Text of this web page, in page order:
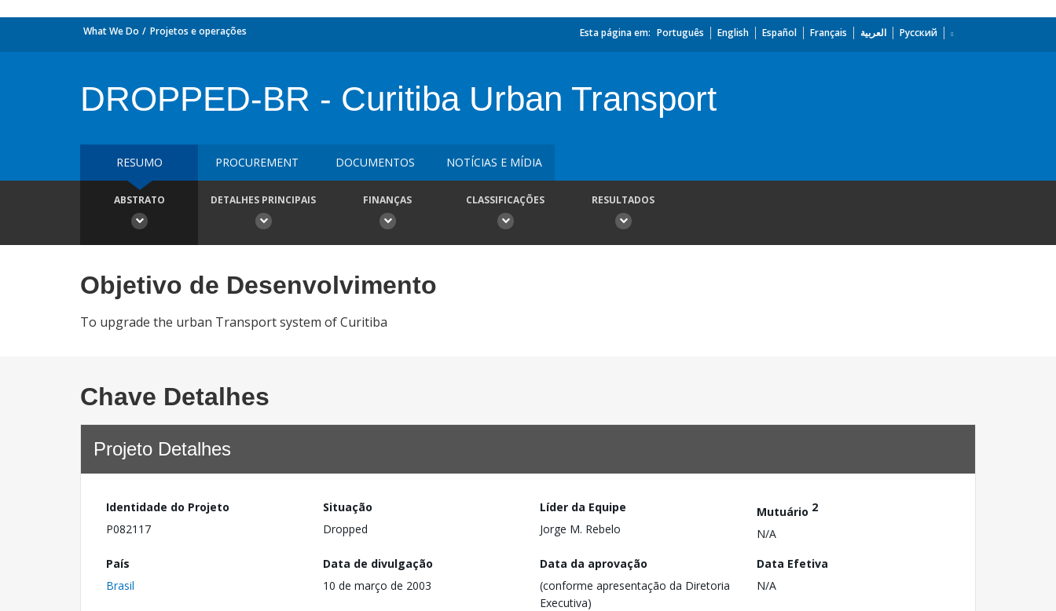
What We Do Projetos e operações Esta página em: Português English Español Français العربية Русский
DROPPED-BR - Curitiba Urban Transport
RESUMO PROCUREMENT DOCUMENTOS NOTÍCIAS E MÍDIA
ABSTRATO DETALHES PRINCIPAIS FINANÇAS CLASSIFICAÇÕES RESULTADOS
Objetivo de Desenvolvimento
To upgrade the urban Transport system of Curitiba
Chave Detalhes
Projeto Detalhes
Identidade do Projeto
P082117
Situação
Dropped
Líder da Equipe
Jorge M. Rebelo
Mutuário 2
N/A
País
Brasil
Data de divulgação
10 de março de 2003
Data da aprovação
(conforme apresentação da Diretoria
Executiva)
Data Efetiva
N/A